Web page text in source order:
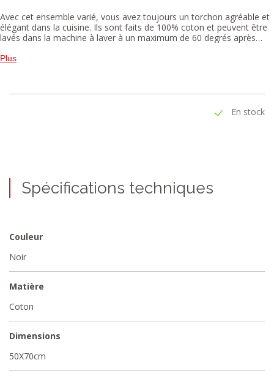
Avec cet ensemble varié, vous avez toujours un torchon agréable et
élégant dans la cuisine. Ils sont faits de 100% coton et peuvent être
lavés dans la machine à laver à un maximum de 60 degrés après
entre les deux qui illumine votre cuisine!
Plus
En stock
Spécifications techniques
Couleur
Noir
Matière
Coton
Dimensions
50X70cm